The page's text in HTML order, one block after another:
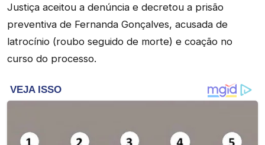
Justiça aceitou a denúncia e decretou a prisão
preventiva de Fernanda Gonçalves, acusada de
latrocínio (roubo seguido de morte) e coação no
curso do processo.